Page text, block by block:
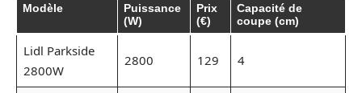
Modèle
Puissance
(W)
Prix
(€)
Capacité de
coupe (cm)
Lidl Parkside
2800W
2800 129 4